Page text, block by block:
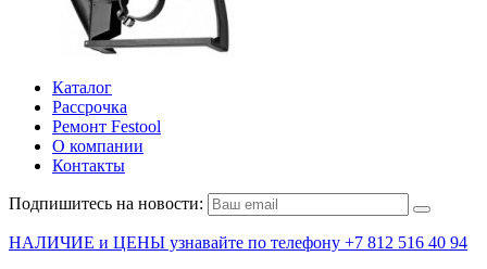
Каталог
Рассрочка
Ремонт Festool
О компании
Контакты
Подпишитесь на новости:
НАЛИЧИЕ и ЦЕНЫ узнавайте по телефону +7 812 516 40 94